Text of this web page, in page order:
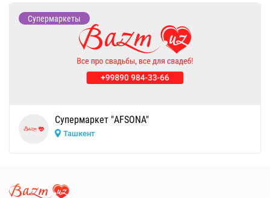
Супермаркеты
Супермаркет "AFSONA"
Ташкент